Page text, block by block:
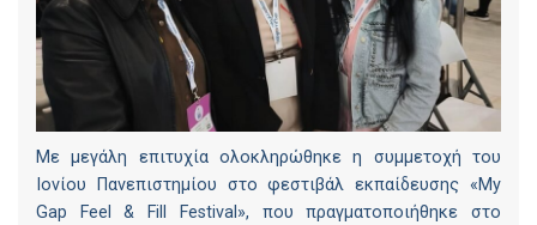
Με μεγάλη επιτυχία ολοκληρώθηκε η συμμετοχή του
Ιονίου Πανεπιστημίου στο φεστιβάλ εκπαίδευσης «My
Gap Feel & Fill Festival», που πραγματοποιήθηκε στο